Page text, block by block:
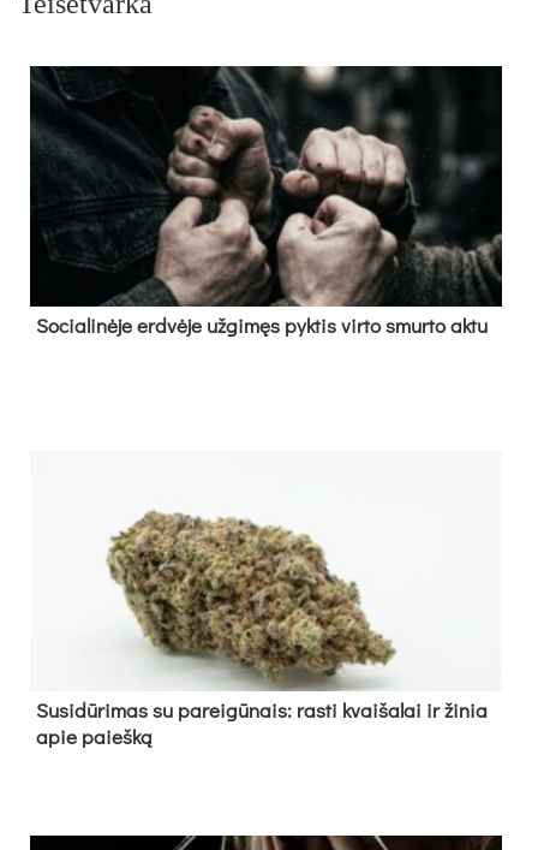
So­cia­li­nė­je erd­vė­je už­gi­męs pyk­tis vir­to smur­to ak­tu
Su­si­dū­ri­mas su pa­rei­gū­nais: ras­ti kvai­ša­lai ir ži­nia
apie paieš­ką